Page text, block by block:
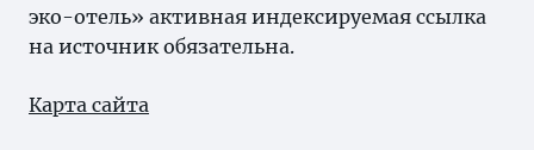
эко-отель» активная индексируемая ссылка
на источник обязательна.
Карта сайта